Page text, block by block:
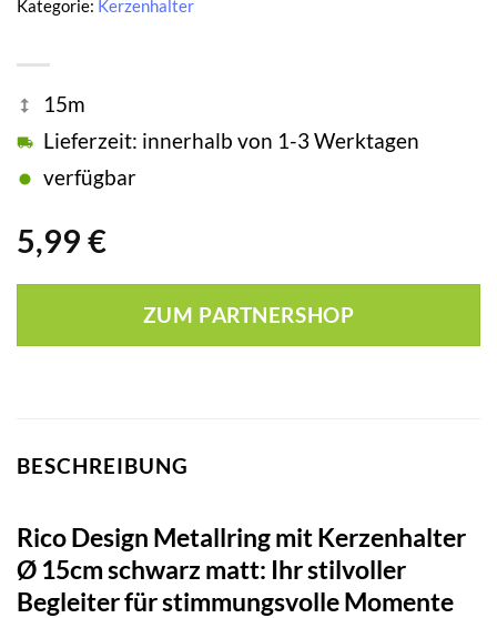
5,99 €
15m
Lieferzeit: innerhalb von 1-3 Werktagen
verfügbar
ZUM PARTNERSHOP
Kategorie: Kerzenhalter
BESCHREIBUNG
Rico Design Metallring mit Kerzenhalter
Ø 15cm schwarz matt: Ihr stilvoller
Begleiter für stimmungsvolle Momente